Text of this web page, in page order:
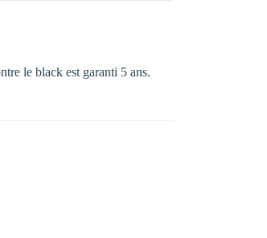
le black est garanti 5 ans.